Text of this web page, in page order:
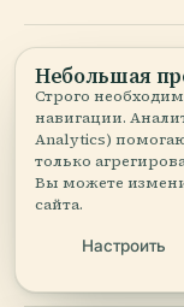
Pod Baranami
Krakow
Небольшая
Строго
навигации.
Analytics)
только
Вы можете
сайта.
Настроить